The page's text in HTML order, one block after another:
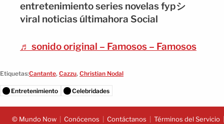
entretenimiento series novelas fypシ゚
viral noticias últimahora Social
♬ sonido original – Famosos – Famosos
Etiquetas:Cantante, Cazzu, Christian Nodal
Entretenimiento Celebridades
© Mundo Now Conócenos Contáctanos
Términos del Servicio